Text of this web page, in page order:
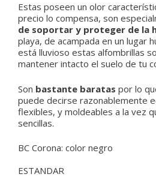
Estas poseen un olor
precio lo compensa, son
de soportar y proteger de la
playa, de acampada en un lugar
está lluvioso estas alfombrillas
mantener intacto el suelo de tu
Son bastante baratas por lo
puede decirse razonablemente
flexibles, y moldeables a la vez
sencillas.
BC Corona: color
ESTANDAR